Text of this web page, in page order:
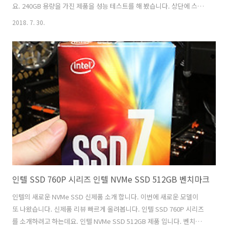
요. 240GB 용량을 가진 제품을 성능 테스트를 해 봤습니다. 상단에 스티
성능을 높인 모델 입니다. 개인적으로는 M.2 SSD 모델이 더 좋긴 한데
요. 근데 아직도 2.5인치 SSD 제품도 상당히 많이 사용되고 있죠. 이제는
240GB 정도면 저렴하게 구매해서 사용이 가능 합니다. 에센코어의 신제
품을 써 봤는데요. 디자인을 크게 다르지 않지만 새로 나온 모델이니 기
대가 되는데요. 클레브 KLEVV SSD N5..
2018. 7. 30.
인텔 SSD 760P 시리즈 인텔 NVMe SSD 512GB 벤치마크
인텔의 새로운 NVMe SSD 신제품 소개 합니다. 이번에 새로운 모델이
또 나왔습니다. 신제품 리뷰 빠르게 올려봅니다. 인텔 SSD 760P 시리즈
를 소개하려고 하는데요. 인텔 NVMe SSD 512GB 제품 입니다. 벤치마